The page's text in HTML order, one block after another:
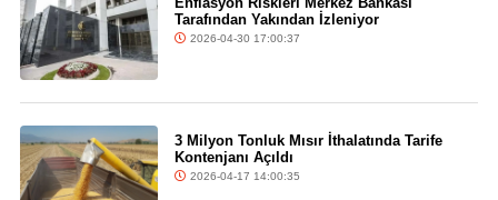
Tarafından Yakından İzleniyor
2026-04-30 17:00:37
3 Milyon Tonluk Mısır İthalatında Tarife
Kontenjanı Açıldı
2026-04-17 14:00:35